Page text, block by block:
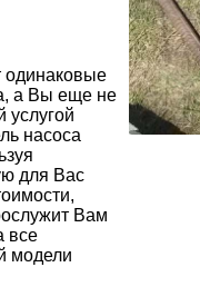
одинаковые
а Вы еще не
услугой
насоса
для Вас
Вам
все
модели